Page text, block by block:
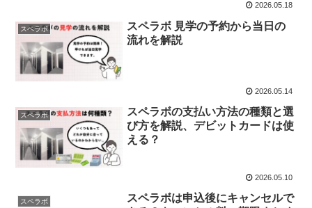
2026.05.18
スペラボ
スペラボ 見学の予約から当日の
流れを解説
2026.05.14
スペラボ
スペラボの支払い方法の種類と選
び方を解説、デビットカードは使
える？
2026.05.10
スペラボ
スペラボは申込後にキャンセルで